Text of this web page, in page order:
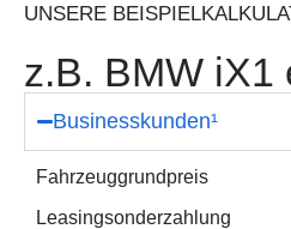
UNSERE
z.B. BMW iX1
Businesskunden¹
Fahrzeuggrundpreis
Leasingsonderzahlung